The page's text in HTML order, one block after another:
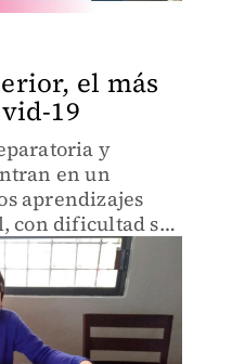
el más
19
y
en un
aprendizajes
con dificultad se